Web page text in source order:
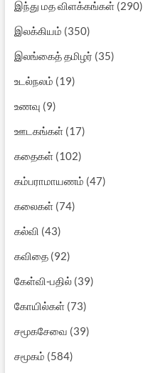
இந்து மத விளக்கங்கள்(290)
இலக்கியம் (350)
இலங்கைத் தமிழர் (35)
உடல்நலம் (19)
உணவு (9)
ஊடகங்கள்(17)
கதைகள்(102)
கம்பராமாயணம் (47)
கலைகள்(74)
கல்வி (43)
கவிதை(92)
கேள்வி-பதில்(39)
கோயில்கள்(73)
சமூகசேவை (39)
சமூகம் (584)